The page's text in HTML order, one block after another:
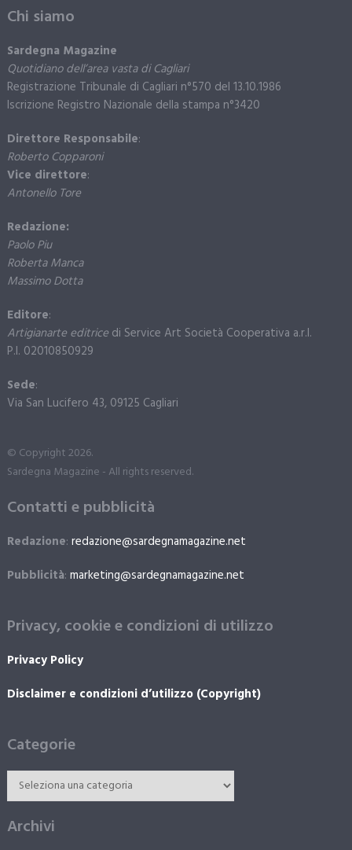
Chi siamo
Sardegna Magazine
Quotidiano dell’area vasta di Cagliari
Registrazione Tribunale di Cagliari n°570 del 13.10.1986
Iscrizione Registro Nazionale della stampa n°3420
Direttore Responsabile:
Roberto Copparoni
Vice direttore:
Antonello Tore
Redazione:
Paolo Piu
Roberta Manca
Massimo Dotta
Editore:
Artigianarte editricedi Service Art Società Cooperativa a.r.l.
P.I. 02010850929
Sede:
Via San Lucifero 43, 09125 Cagliari
© Copyright 2026.
Sardegna Magazine - All rights reserved.
Contatti e pubblicità
Redazione: redazione@sardegnamagazine.net
Pubblicità: marketing@sardegnamagazine.net
Privacy, cookie e condizioni di utilizzo
Privacy Policy
Disclaimer e condizioni d’utilizzo (Copyright)
Categorie
Archivi